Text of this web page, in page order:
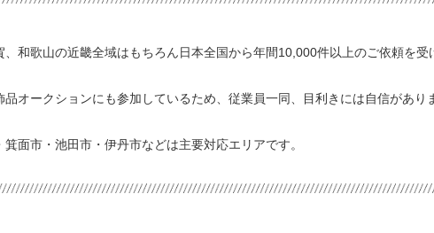
和歌山の近畿全域はもちろん日本全国から年間10,000件以上のご依頼を
オークションにも参加しているため、従業員一同、目利きには自信があり
面市・池田市・伊丹市などは主要対応エリアです。